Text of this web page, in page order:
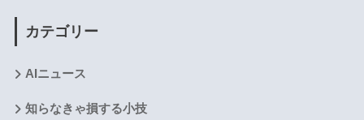
カテゴリー
AIニュース
知らなきゃ損する小技